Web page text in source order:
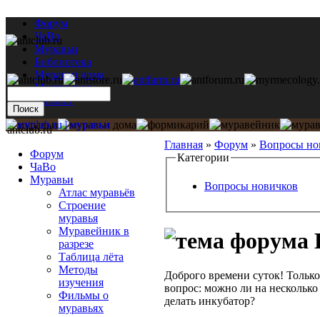
Форум
ЧаВо
Муравьи
Библиотека
Муравьи дома
Мастерская
Каталог
Главная » Форум » Вопросы
Категории
Вопросы новичков
Доброго времени суток!
вопрос: можно ли на
делать инкубатор?
antclub.ru
Форум
ЧаВо
Муравьи
Атлас муравьёв
Строение
муравья
Муравейник в
разрезе
Таблица лёта
Методы
изучения
Фильмы о
муравьях